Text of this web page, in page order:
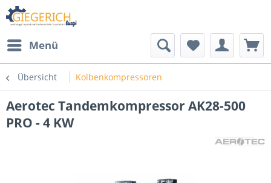
Menü
Übersicht Kolbenkompressoren
Aerotec Tandemkompressor AK28-500
PRO - 4 KW